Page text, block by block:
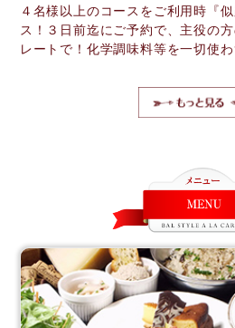
４名様以上のコースをご利用時『
ス！３日前迄にご予約で、主役の
レートで！化学調味料等を一切使わ